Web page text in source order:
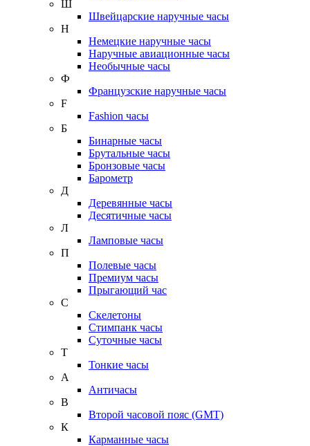
Ш
Швейцарские наручные часы
Н
Немецкие наручные часы
Наручные авиационные часы
Необычные часы
Ф
Французские наручные часы
F
Fashion часы
Б
Бинарные часы
Брутальные часы
Бронзовые часы
Барометр
Д
Деревянные часы
Десятичные часы
Л
Ламповые часы
П
Полевые часы
Премиум часы
Прыгающий час
С
Скелетоны
Стимпанк часы
Суточные часы
Т
Тонкие часы
А
Античасы
В
Второй часовой пояс (GMT)
К
Карманные часы